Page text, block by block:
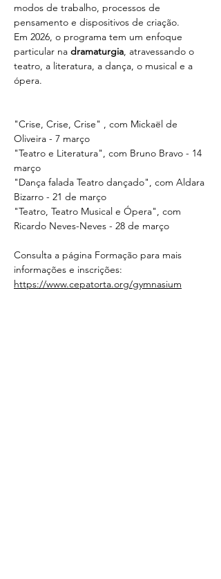
modos de trabalho, processos de
pensamento e dispositivos de criação.
Em 2026, o programa tem um enfoque
particular na dramaturgia, atravessando o
teatro, a literatura, a dança, o musical e a
ópera.
"Crise, Crise, Crise" , com Mickaël de
Oliveira - 7 março
"Teatro e Literatura", com Bruno Bravo - 14
março
"Dança falada Teatro dançado", com Aldara
Bizarro - 21 de março
"Teatro, Teatro Musical e Ópera", com
Ricardo Neves-Neves - 28 de março
Consulta a página Formação para mais
informações e inscrições:
https://www.cepatorta.org/gymnasium